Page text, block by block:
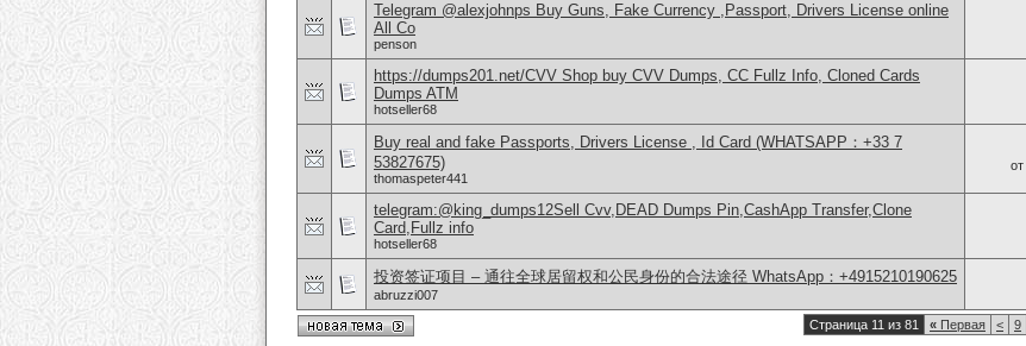
Telegram @alexjohnps Buy Guns, Fake Currency ,Passport, Drivers License online
All Co
penson
https://dumps201.net/CVV Shop buy CVV Dumps, CC Fullz Info, Cloned Cards
Dumps ATM
hotseller68
Buy real and fake Passports, Drivers License , Id Card (WHATSAPP：+33 7
53827675)
thomaspeter441
от
telegram:@king_dumps12Sell Cvv,DEAD Dumps Pin,CashApp Transfer,Clone
Card,Fullz info
hotseller68
投资签证项目 – 通往全球居留权和公民身份的合法途径 WhatsApp：+4915210190625
abruzzi007
Страница 11 из 81 « Первая < 9